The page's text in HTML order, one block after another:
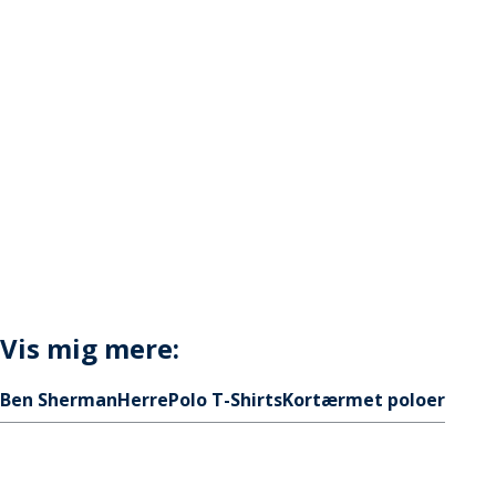
Vis mig mere:
Ben ShermanHerrePolo T-ShirtsKortærmet poloer